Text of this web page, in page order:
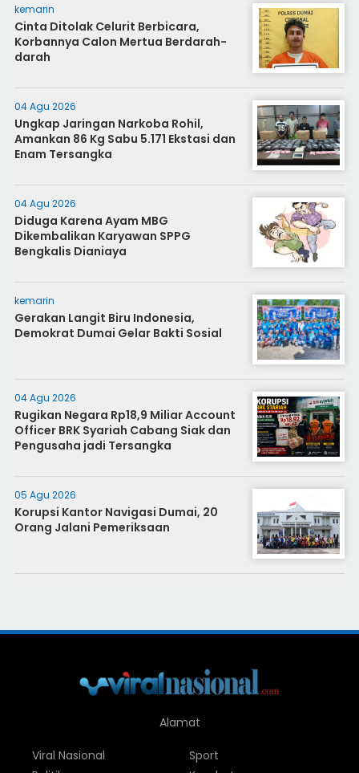
kemarin
Cinta Ditolak Celurit Berbicara,
Korbannya Calon Mertua Berdarah-
darah
04 Agu 2026
Ungkap Jaringan Narkoba Rohil,
Amankan 86 Kg Sabu 5.171 Ekstasi dan
Enam Tersangka
04 Agu 2026
Diduga Karena Ayam MBG
Dikembalikan Karyawan SPPG
Bengkalis Dianiaya
kemarin
Gerakan Langit Biru Indonesia,
Demokrat Dumai Gelar Bakti Sosial
04 Agu 2026
Rugikan Negara Rp18,9 Miliar Account
Officer BRK Syariah Cabang Siak dan
Pengusaha jadi Tersangka
05 Agu 2026
Korupsi Kantor Navigasi Dumai, 20
Orang Jalani Pemeriksaan
Alamat
Viral Nasional
Sport